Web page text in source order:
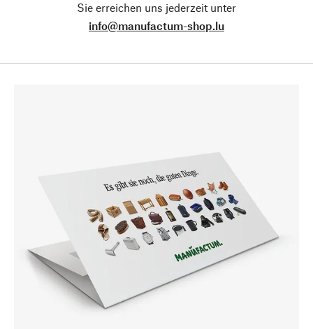
Sie erreichen uns jederzeit unter
info@manufactum-shop.lu